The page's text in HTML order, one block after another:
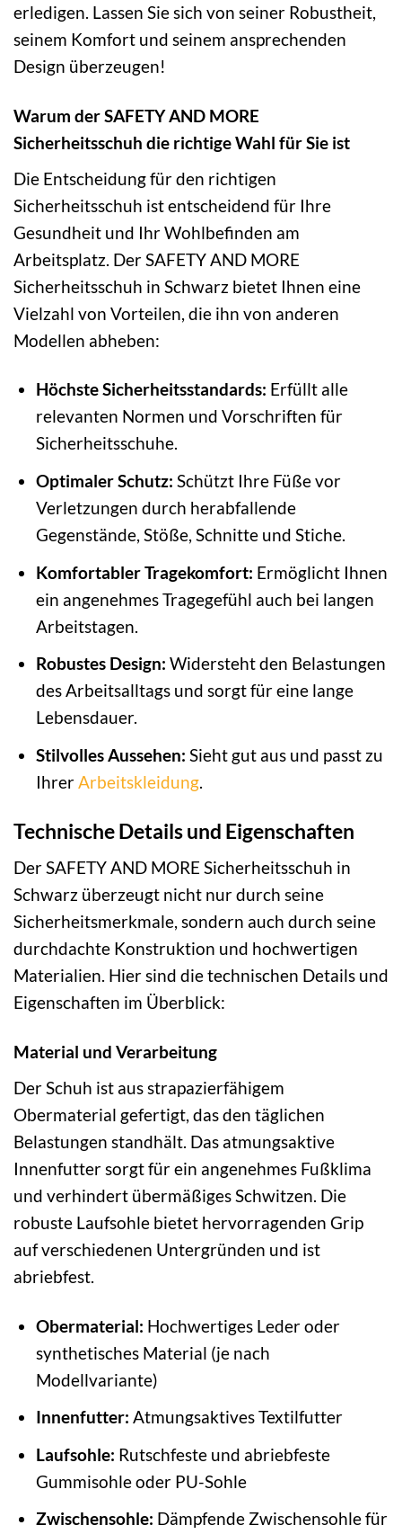
erledigen. Lassen Sie sich von seiner Robustheit,
seinem Komfort und seinem ansprechenden
Design überzeugen!
Warum der SAFETY AND MORE
Sicherheitsschuh die richtige Wahl für Sie ist
Die Entscheidung für den richtigen
Sicherheitsschuh ist entscheidend für Ihre
Gesundheit und Ihr Wohlbefinden am
Arbeitsplatz. Der SAFETY AND MORE
Sicherheitsschuh in Schwarz bietet Ihnen eine
Vielzahl von Vorteilen, die ihn von anderen
Modellen abheben:
Höchste Sicherheitsstandards: Erfüllt alle
relevanten Normen und Vorschriften für
Sicherheitsschuhe.
Optimaler Schutz: Schützt Ihre Füße vor
Verletzungen durch herabfallende
Gegenstände, Stöße, Schnitte und Stiche.
Komfortabler Tragekomfort: Ermöglicht Ihnen
ein angenehmes Tragegefühl auch bei langen
Arbeitstagen.
Robustes Design: Widersteht den Belastungen
des Arbeitsalltags und sorgt für eine lange
Lebensdauer.
Stilvolles Aussehen: Sieht gut aus und passt zu
Ihrer Arbeitskleidung.
Technische Details und Eigenschaften
Der SAFETY AND MORE Sicherheitsschuh in
Schwarz überzeugt nicht nur durch seine
Sicherheitsmerkmale, sondern auch durch seine
durchdachte Konstruktion und hochwertigen
Materialien. Hier sind die technischen Details und
Eigenschaften im Überblick:
Material und Verarbeitung
Der Schuh ist aus strapazierfähigem
Obermaterial gefertigt, das den täglichen
Belastungen standhält. Das atmungsaktive
Innenfutter sorgt für ein angenehmes Fußklima
und verhindert übermäßiges Schwitzen. Die
robuste Laufsohle bietet hervorragenden Grip
auf verschiedenen Untergründen und ist
abriebfest.
Obermaterial: Hochwertiges Leder oder
synthetisches Material (je nach
Modellvariante)
Innenfutter: Atmungsaktives Textilfutter
Laufsohle: Rutschfeste und abriebfeste
Gummisohle oder PU-Sohle
Zwischensohle: Dämpfende Zwischensohle für